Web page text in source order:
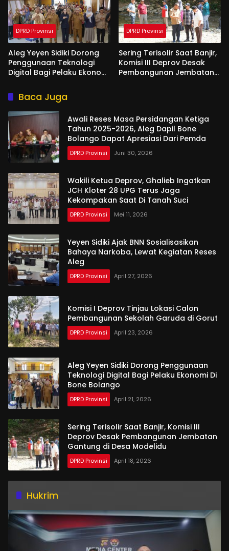
DPRD Provinsi
Aleg Yeyen Sidiki Dorong
Penggunaan Teknologi
Digital Bagi Pelaku Ekonomi
DPRD Provinsi
Sering Terisolir Saat Banjir,
Komisi III Deprov Desak
Pembangunan Jembatan
Baca Juga
Awali Reses Masa Persidangan Ketiga
Tahun 2025-2026, Aleg Dapil Bone
Bolango Dapat Apresiasi Dari Pemda
DPRD Provinsi Juni 30, 2026
Wakili Ketua Deprov, Ghalieb Ingatkan
JCH Kloter 28 UPG Terus Jaga
Kekompakan Saat Di Tanah Suci
DPRD Provinsi Mei 11, 2026
Yeyen Sidiki Ajak BNN Sosialisasikan
Bahaya Narkoba, Lewat Kegiatan Reses
Aleg
DPRD Provinsi April 27, 2026
Komisi I Deprov Tinjau Lokasi Calon
Pembangunan Sekolah Garuda di Gorut
DPRD Provinsi April 23, 2026
Aleg Yeyen Sidiki Dorong Penggunaan
Teknologi Digital Bagi Pelaku Ekonomi Di
Bone Bolango
DPRD Provinsi April 21, 2026
Sering Terisolir Saat Banjir, Komisi III
Deprov Desak Pembangunan Jembatan
Gantung di Desa Modelidu
DPRD Provinsi April 18, 2026
Hukrim